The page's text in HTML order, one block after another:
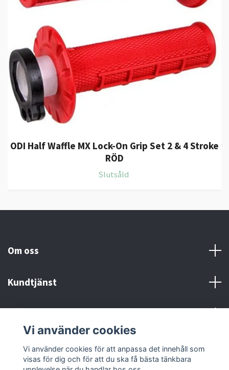
ODI Half Waffle MX Lock-On Grip Set 2 & 4 Stroke
RÖD
Slutsåld
Om oss
Kundtjänst
Sociala medier
Vi använder cookies
Vi använder cookies för att anpassa det innehåll som
visas för dig och för att du ska få bästa tänkbara